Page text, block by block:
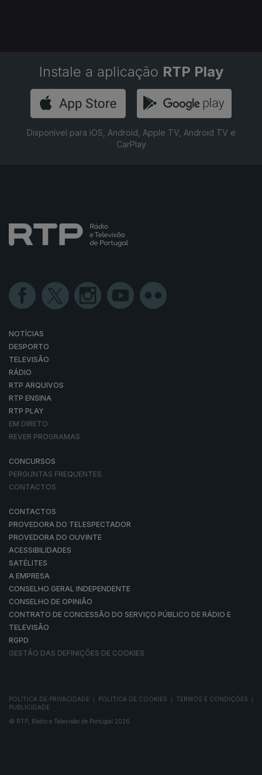
Instale a aplicação RTP Play
Disponível para iOS, Android, Apple TV, Android TV e
CarPlay
NOTÍCIAS
DESPORTO
TELEVISÃO
RÁDIO
RTP ARQUIVOS
RTP ENSINA
RTP PLAY
EM DIRETO
REVER PROGRAMAS
CONCURSOS
PERGUNTAS FREQUENTES
CONTACTOS
CONTACTOS
PROVEDORA DO TELESPECTADOR
PROVEDORA DO OUVINTE
ACESSIBILIDADES
SATÉLITES
A EMPRESA
CONSELHO GERAL INDEPENDENTE
CONSELHO DE OPINIÃO
CONTRATO DE CONCESSÃO DO SERVIÇO PÚBLICO DE RÁDIO E
TELEVISÃO
RGPD
GESTÃO DAS DEFINIÇÕES DE COOKIES
POLÍTICA DE PRIVACIDADE POLÍTICA DE COOKIES TERMOS E CONDIÇÕES
PUBLICIDADE
© RTP, Rádio e Televisão de Portugal 2026